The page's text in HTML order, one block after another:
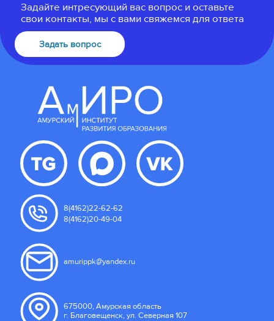
Задайте интресующий вас вопрос и оставьте
свои контакты, мы с вами свяжемся для ответа
Задать вопрос
8(4162)22-62-62
8(4162)20-49-04
amurippk@yandex.ru
675000, Амурская область
г. Благовещенск, ул. Северная 107